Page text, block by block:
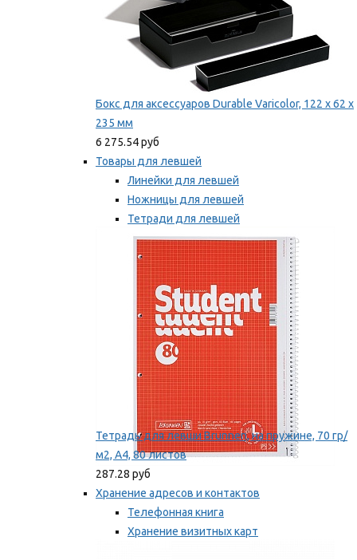
Бокс для аксессуаров Durable Varicolor, 122 x 62 x
235 мм
6 275.54 руб
Товары для левшей
Линейки для левшей
Ножницы для левшей
Тетради для левшей
Точилки для левшей
Мы рекомендуем
Тетрадь для левши Brunnen, на пружине, 70 гр/
м2, А4, 80 листов
287.28 руб
Хранение адресов и контактов
Телефонная книга
Хранение визитных карт